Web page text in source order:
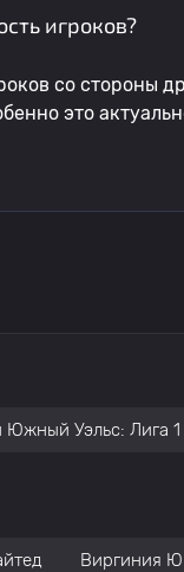
игроков?
со стороны
это
Южный Уэльс: Лига 1
Виргиния